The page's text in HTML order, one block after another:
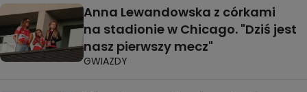
Anna Lewandowska z córkami
na stadionie w Chicago. "Dziś jest
nasz pierwszy mecz"
GWIAZDY